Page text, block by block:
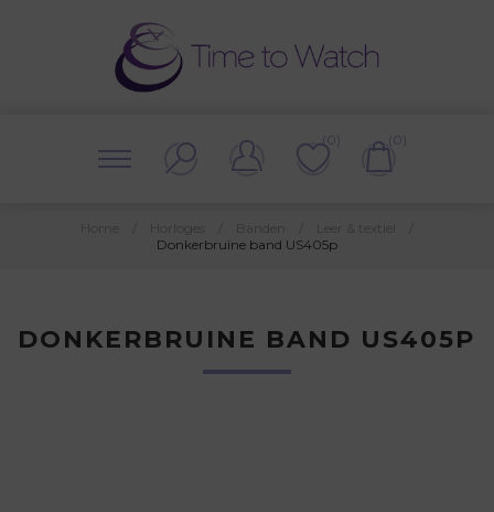
(0) (0)
Donkerbruine band US405p
DONKERBRUINE BAND US405P